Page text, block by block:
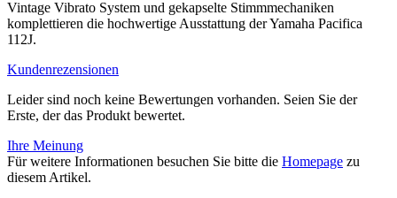
Vintage Vibrato System und gekapselte Stimmmechaniken
komplettieren die hochwertige Ausstattung der Yamaha Pacifica
112J.
Kundenrezensionen
Leider sind noch keine Bewertungen vorhanden. Seien Sie der
Erste, der das Produkt bewertet.
Ihre Meinung
Für weitere Informationen besuchen Sie bitte die Homepage zu
diesem Artikel.